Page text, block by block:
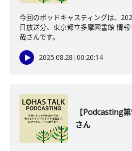
今回のポッドキャスティングは、
日放送分、東京都立多摩図書館 情
哉さんです。
2025.08.28 |00:20:14
【Podcasting
さん